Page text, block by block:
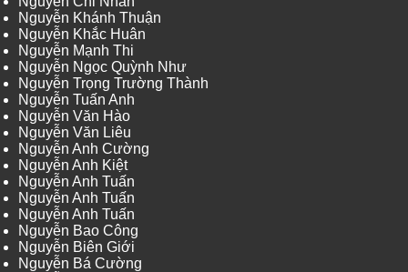
Nguyễn Khánh Thuận
Nguyễn Khắc Huân
Nguyễn Mạnh Thi
Nguyễn Ngọc Quỳnh Như
Nguyễn Trọng Trường Thành
Nguyễn Tuấn Anh
Nguyễn Văn Hào
Nguyễn Văn Liêu
Nguyễn Anh Cường
Nguyễn Anh Kiệt
Nguyễn Anh Tuấn
Nguyễn Anh Tuấn
Nguyễn Anh Tuấn
Nguyễn Bao Công
Nguyễn Biên Giới
Nguyễn Bá Cường